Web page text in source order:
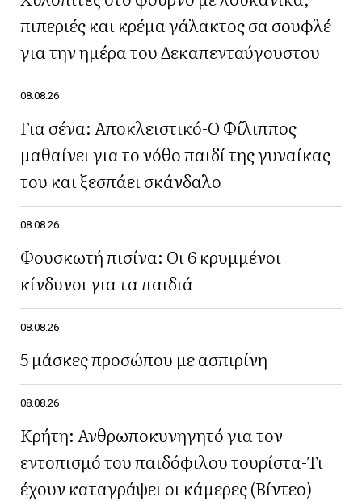
πιπεριές και κρέμα γάλακτος σα σουφλέ
για την ημέρα του Δεκαπενταύγουστου
08.08.26
Για σένα: Αποκλειστικό-Ο Φίλιππος
μαθαίνει για το νόθο παιδί της γυναίκας
του και ξεσπάει σκάνδαλο
08.08.26
Φουσκωτή πισίνα: Οι 6 κρυμμένοι
κίνδυνοι για τα παιδιά
08.08.26
5 μάσκες προσώπου με ασπιρίνη
08.08.26
Κρήτη: Ανθρωποκυνηγητό για τον
εντοπισμό του παιδόφιλου τουρίστα-Τι
έχουν καταγράψει οι κάμερες (Βίντεο)